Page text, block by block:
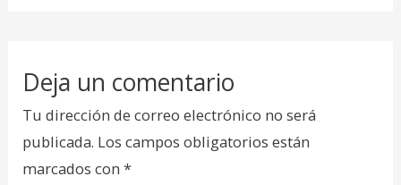
Deja un comentario
Tu dirección de correo electrónico no será
publicada. Los campos obligatorios están
marcados con*